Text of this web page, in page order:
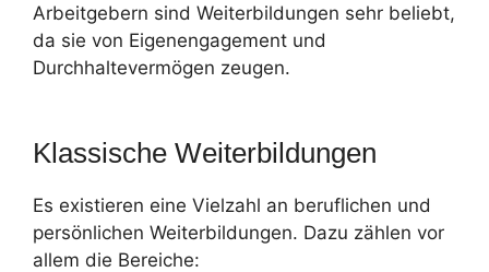
Arbeitgebern sind Weiterbildungen sehr beliebt,
da sie von Eigenengagement und
Durchhaltevermögen zeugen.
Klassische Weiterbildungen
Es existieren eine Vielzahl an beruflichen und
persönlichen Weiterbildungen. Dazu zählen vor
allem die Bereiche: